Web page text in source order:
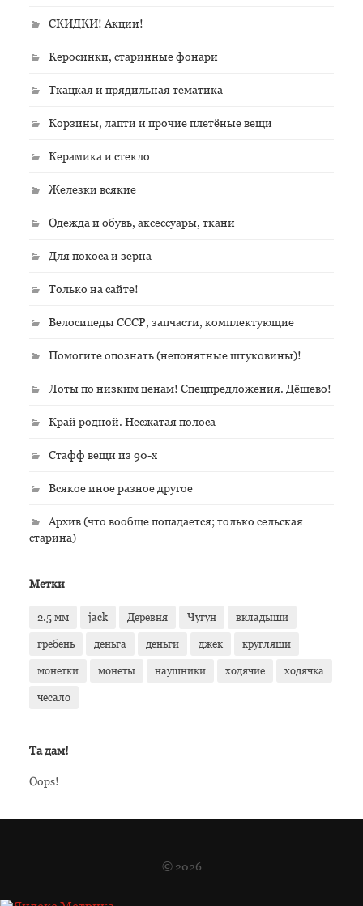
СКИДКИ! Акции!
Керосинки, старинные фонари
Ткацкая и прядильная тематика
Корзины, лапти и прочие плетёные вещи
Керамика и стекло
Железки всякие
Одежда и обувь, аксессуары, ткани
Для покоса и зерна
Только на сайте!
Велосипеды СССР, запчасти, комплектующие
Помогите опознать (непонятные штуковины)!
Лоты по низким ценам! Спецпредложения. Дёшево!
Край родной. Несжатая полоса
Стафф вещи из 90-х
Всякое иное разное другое
Архив (что вообще попадается; только сельская
старина)
Метки
2.5 мм jack Деревня Чугун вкладыши
гребень деньга деньги джек кругляши
монетки монеты наушники ходячие ходячка
чесало
Та дам!
Oops!
© 2026